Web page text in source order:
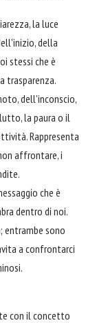
la luce
della
stessi che è
trasparenza.
dell'inconscio,
la paura o il
Rappresenta
affrontare, i
che è
dentro di noi.
entrambe sono
a confrontarci
con il concetto